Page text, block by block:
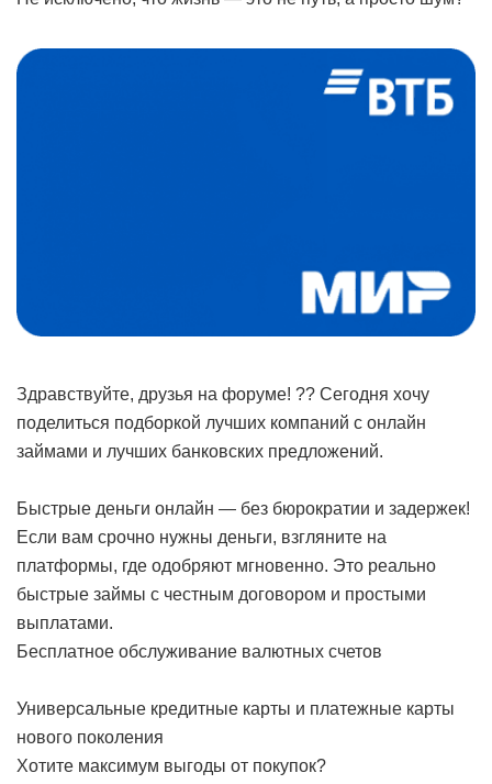
Здравствуйте, друзья на форуме! ?? Сегодня хочу
поделиться подборкой лучших компаний с онлайн
займами и лучших банковских предложений.
Быстрые деньги онлайн — без бюрократии и задержек!
Если вам срочно нужны деньги, взгляните на
платформы, где одобряют мгновенно. Это реально
быстрые займы с честным договором и простыми
выплатами.
Бесплатное обслуживание валютных счетов
Универсальные кредитные карты и платежные карты
нового поколения
Хотите максимум выгоды от покупок?